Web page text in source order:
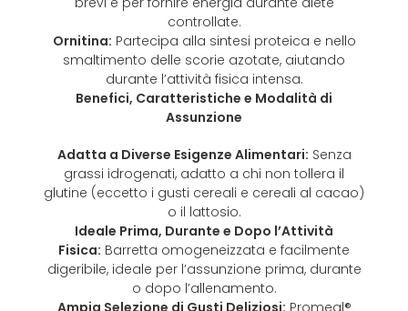
controllate.
Ornitina: Partecipa alla sintesi proteica e nello
smaltimento delle scorie azotate, aiutando
durante l’attività fisica intensa.
Benefici, Caratteristiche e Modalità di
Assunzione
Adatta a Diverse Esigenze Alimentari: Senza
grassi idrogenati, adatto a chi non tollera il
glutine (eccetto i gusti cereali e cereali al cacao)
o il lattosio.
Ideale Prima, Durante e Dopo l’Attività
Fisica: Barretta omogeneizzata e facilmente
digeribile, ideale per l’assunzione prima, durante
o dopo l’allenamento.